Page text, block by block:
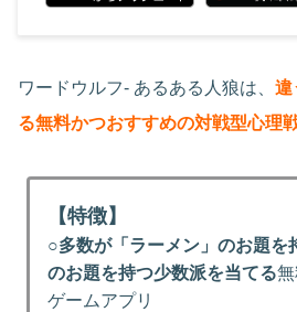
ワードウルフ- あるある人狼は、 違
る無料かつおすすめの対戦型心理
【特徴】
○多数が「ラーメン」のお題を
のお題を持つ少数派を当てる
ゲームアプリ